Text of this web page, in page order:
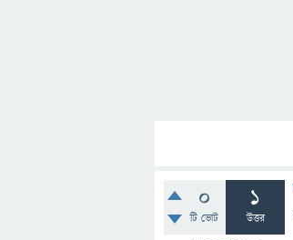
0
টি ভোট
1
উত্তর